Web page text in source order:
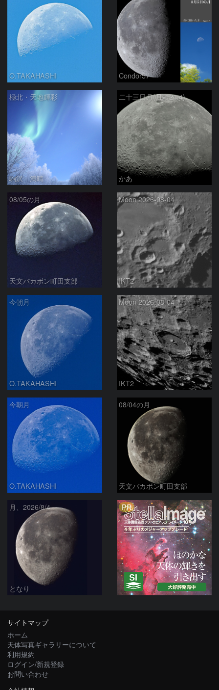
O.TAKAHASHI Condor57
極北・天地輝彩
駒沢 満晴
二十三日月(月齢21.4)
かあ
08/05の月
天文バカボン町田支部
Moon 2026-08-04
IKT2
今朝月
O.TAKAHASHI
Moon 2026-08-04
IKT2
今朝月
O.TAKAHASHI
08/04の月
天文バカボン町田支部
月、2026/8/4
となり
PR
サイトマップ
ホーム
天体写真ギャラリーについて
利用規約
ログイン/新規登録
お問い合わせ